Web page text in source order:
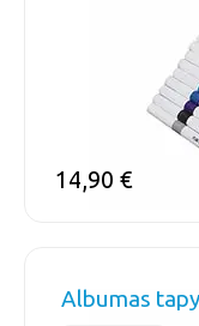
14,90 €
Albumas